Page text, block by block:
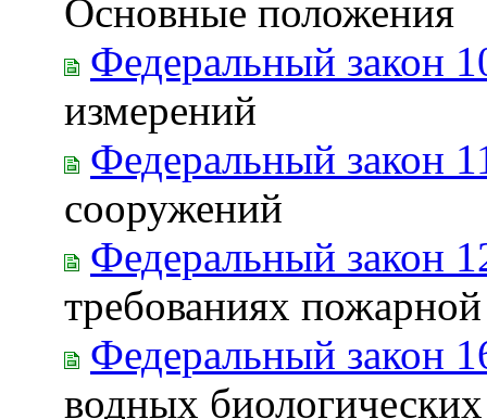
Основные положения
Федеральный закон
измерений
Федеральный закон
сооружений
Федеральный закон
требованиях
Федеральный закон
водных